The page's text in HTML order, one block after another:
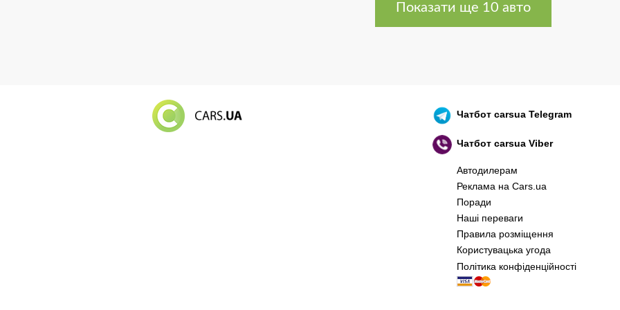
Російський воєнний корабель, іди нах..й! 🇷🇺 🚢 🖕 PS:
Показати ще 10 авто
Чатботcarsua Telegram
Чатботcarsua Viber
Автодилерам
Реклама на Cars.ua
Поради
Наші переваги
Правила розміщення
Користувацька угода
Політика конфіденційності